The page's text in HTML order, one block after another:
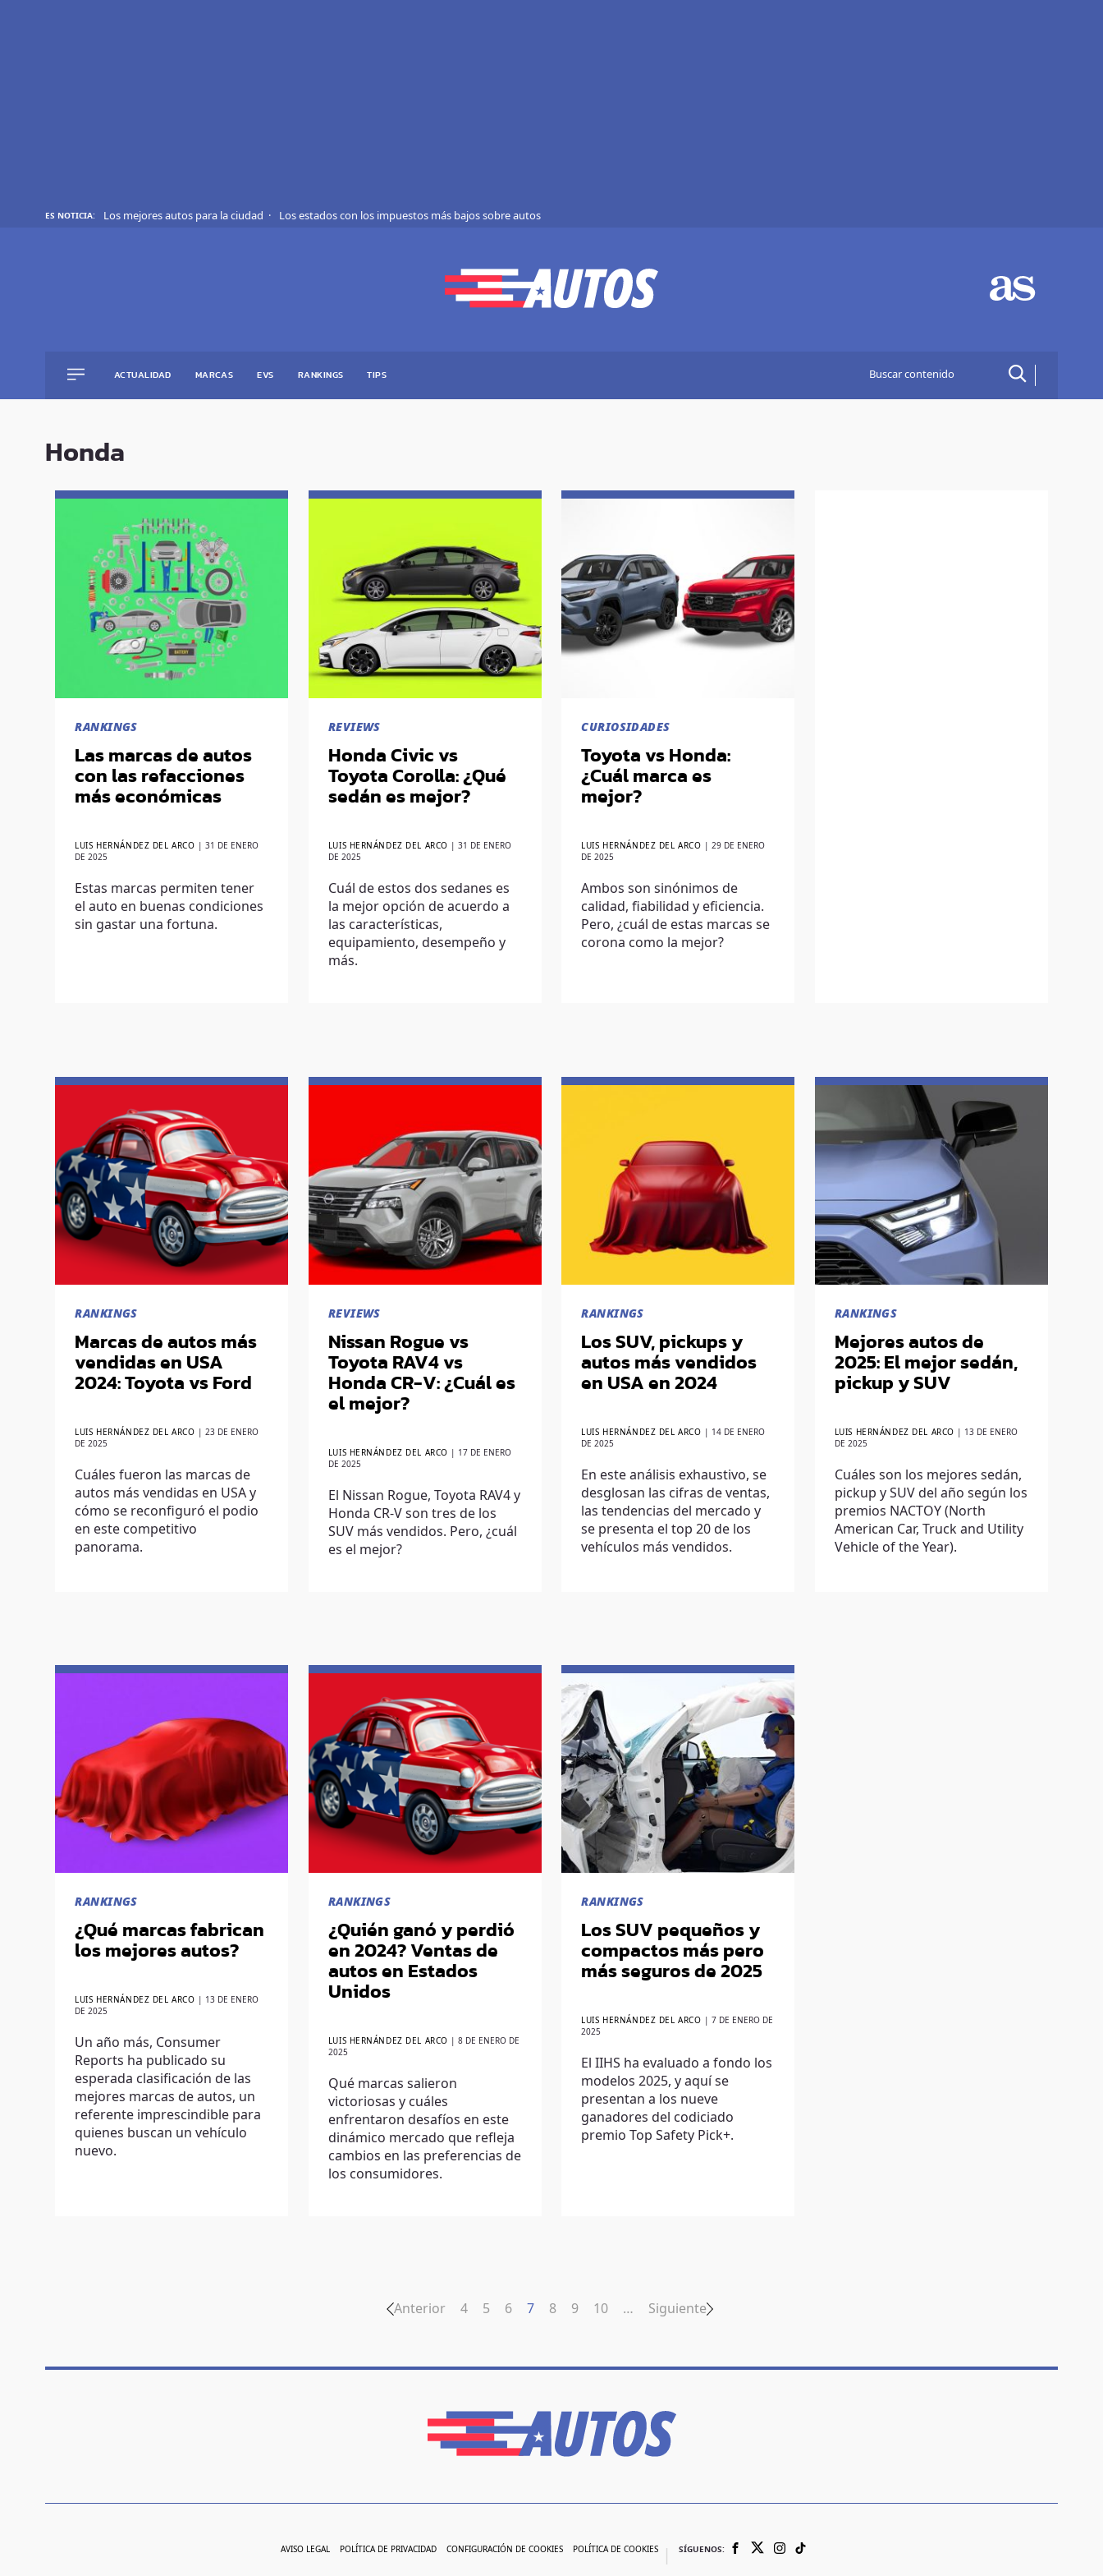
contenido
ES NOTICIA: Los mejores autos para la ciudad Los estados con los impuestos más bajos sobre autos
ACTUALIDAD MARCAS EVS RANKINGS TIPS
Honda
RANKINGS
Las marcas de autos
con las refacciones
más económicas
LUIS HERNÁNDEZ DEL ARCO |31 DE ENERO
DE 2025
Estas marcas permiten tener
el auto en buenas condiciones
sin gastar una fortuna.
REVIEWS
Honda Civic vs
Toyota Corolla: ¿Qué
sedán es mejor?
LUIS HERNÁNDEZ DEL ARCO |31 DE ENERO
DE 2025
Cuál de estos dos sedanes es
la mejor opción de acuerdo a
las características,
equipamiento, desempeño y
más.
CURIOSIDADES
Toyota vs Honda:
¿Cuál marca es
mejor?
LUIS HERNÁNDEZ DEL ARCO
29 DE ENERO
DE 2025
Ambos son sinónimos de
calidad, fiabilidad y eficiencia.
Pero, ¿cuál de estas marcas se
corona como la mejor?
RANKINGS
Marcas de autos más
vendidas en USA
2024: Toyota vs Ford
LUIS HERNÁNDEZ DEL ARCO |23 DE ENERO
DE 2025
Cuáles fueron las marcas de
autos más vendidas en USA y
cómo se reconfiguró el podio
en este competitivo
panorama.
REVIEWS
Nissan Rogue vs
Toyota RAV4 vs
Honda CR-V: ¿Cuál es
el mejor?
LUIS HERNÁNDEZ DEL ARCO
17 DE ENERO
DE 2025
El Nissan Rogue, Toyota RAV4 y
Honda CR-V son tres de los
SUV más vendidos. Pero, ¿cuál
es el mejor?
RANKINGS
Los SUV, pickups y
autos más vendidos
en USA en 2024
LUIS HERNÁNDEZ DEL ARCO
14 DE ENERO
DE 2025
En este análisis exhaustivo, se
desglosan las cifras de ventas,
las tendencias del mercado y
se presenta el top 20 de los
vehículos más vendidos.
RANKINGS
Mejores autos de
2025: El mejor sedán,
pickup y SUV
LUIS HERNÁNDEZ DEL ARCO
13 DE ENERO
DE 2025
Cuáles son los mejores sedán,
pickup y SUV del año según los
premios NACTOY (North
American Car, Truck and Utility
Vehicle of the Year).
RANKINGS
¿Qué marcas fabrican
los mejores autos?
LUIS HERNÁNDEZ DEL ARCO
13 DE ENERO
DE 2025
Un año más, Consumer
Reports ha publicado su
esperada clasificación de las
mejores marcas de autos, un
referente imprescindible para
quienes buscan un vehículo
nuevo.
RANKINGS
¿Quién ganó y perdió
en 2024? Ventas de
autos en Estados
Unidos
LUIS HERNÁNDEZ DEL ARCO |8 DE ENERO DE
2025
Qué marcas salieron
victoriosas y cuáles
enfrentaron desafíos en este
dinámico mercado que refleja
cambios en las preferencias de
los consumidores.
RANKINGS
Los SUV pequeños y
compactos más pero
más seguros de 2025
LUIS HERNÁNDEZ DEL ARCO
7 DE ENERO DE
2025
El IIHS ha evaluado a fondo los
modelos 2025, y aquí se
presentan a los nueve
ganadores del codiciado
premio Top Safety Pick+.
Anterior 4 5 6 7 8 9 10 … Siguiente
AVISO LEGAL POLÍTICA DE PRIVACIDAD CONFIGURACIÓN DE COOKIES POLÍTICA DE COOKIES SÍGUENOS: